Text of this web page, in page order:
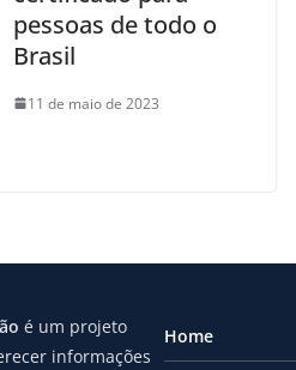
pessoas de todo o
Brasil
11 de maio de 2023
é um projeto
informações
Home